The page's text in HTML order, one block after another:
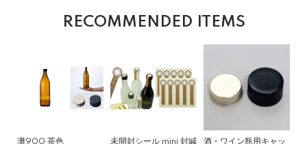
RECOMMENDED ITEMS
灘900 茶色
未開封シール mini 封緘
酒・ワイン瓶用キャッ